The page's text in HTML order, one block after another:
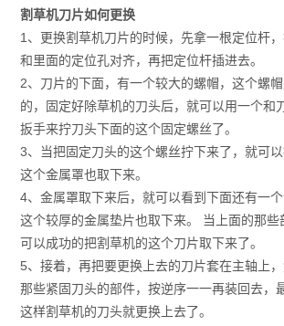
割草机刀片如何更换
1、更换割草机刀片的时候，先拿一根定位杆
和里面的定位孔对齐，再把定位杆插进去。
2、刀片的下面，有一个较大的螺帽，这个螺
的，固定好除草机的刀头后，就可以用一个和
扳手来拧刀头下面的这个固定螺丝了。
3、当把固定刀头的这个螺丝拧下来了，就可
这个金属罩也取下来。
4、金属罩取下来后，就可以看到下面还有一
这个较厚的金属垫片也取下来。 当上面的那
可以成功的把割草机的这个刀片取下来了。
5、接着，再把要更换上去的刀片套在主轴上
那些紧固刀头的部件，按逆序一一再装回去，
这样割草机的刀头就更换上去了。